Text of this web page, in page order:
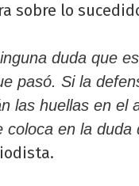
sobre lo
duda que
pasó. Si la
las huellas en el
coloca en la duda